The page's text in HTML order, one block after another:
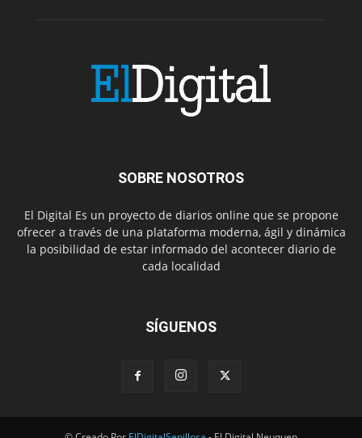
SOBRE NOSOTROS
El Digital Es un proyecto de diarios online que se propone
ofrecer a través de una plataforma moderna, ágil y dinámica
la posibilidad de estar informado del acontecer diario de
cada localidad
SÍGUENOS